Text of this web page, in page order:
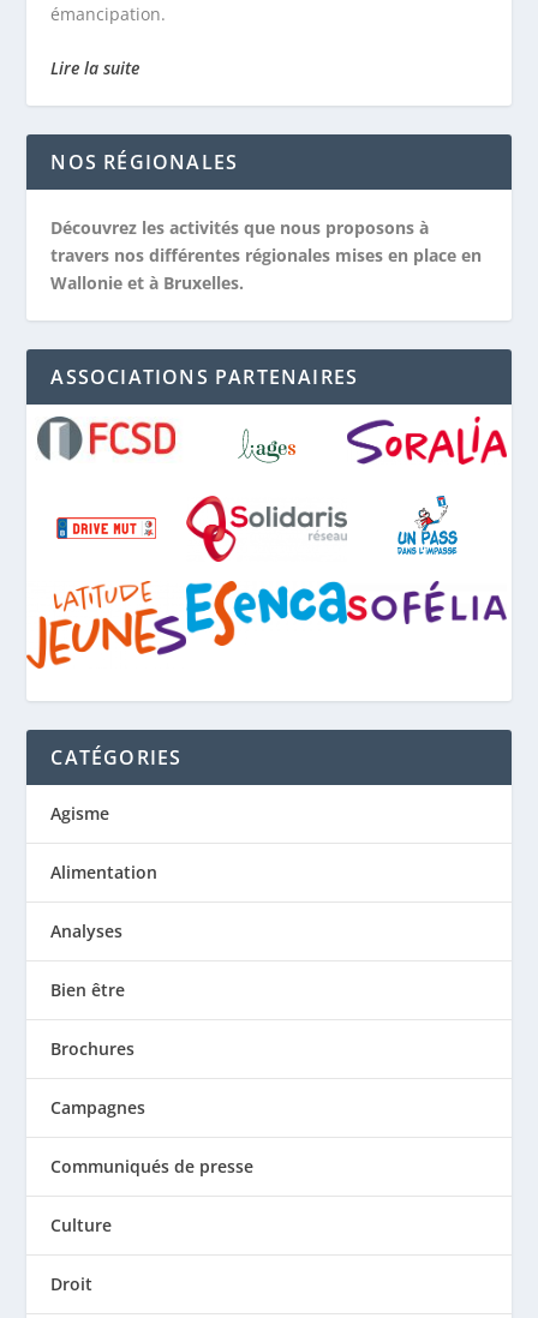
émancipation.
Lire la suite
NOS RÉGIONALES
Découvrez les activités que nous proposons à
travers nos différentes régionales mises en place en
Wallonie et à Bruxelles.
ASSOCIATIONS PARTENAIRES
CATÉGORIES
Agisme
Alimentation
Analyses
Bien être
Brochures
Campagnes
Communiqués de presse
Culture
Droit